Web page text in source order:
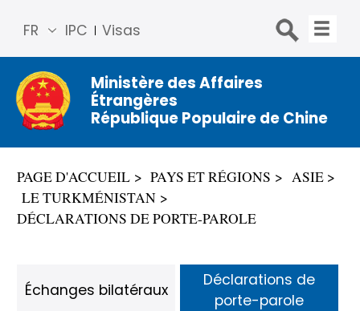
IPC Visas
FR
简体
中文
Engli
sh
Русс
Espa
ñol
Ministère des Affaires
Étrangères
République Populaire de Chine
PAGE D'ACCUEIL PAYS ET RÉGIONS
ASIE
LE TURKMÉNISTAN
DÉCLARATIONS DE PORTE-PAROLE
Échanges bilatéraux
Déclarations de
porte-parole